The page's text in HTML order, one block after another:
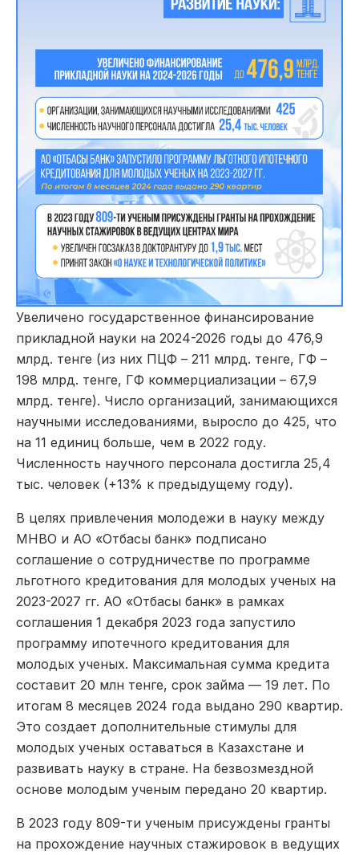
Увеличено государственное финансирование
прикладной науки на 2024-2026 годы до 476,9
млрд. тенге (из них ПЦФ – 211 млрд. тенге, ГФ –
198 млрд. тенге, ГФ коммерциализации – 67,9
млрд. тенге). Число организаций, занимающихся
научными исследованиями, выросло до 425, что
на 11 единиц больше, чем в 2022 году.
Численность научного персонала достигла 25,4
тыс. человек (+13% к предыдущему году).
В целях привлечения молодежи в науку между
МНВО и АО «Отбасы банк» подписано
соглашение о сотрудничестве по программе
льготного кредитования для молодых ученых на
2023-2027 гг. АО «Отбасы банк» в рамках
соглашения 1 декабря 2023 года запустило
программу ипотечного кредитования для
молодых ученых. Максимальная сумма кредита
составит 20 млн тенге, срок займа — 19 лет. По
итогам 8 месяцев 2024 года выдано 290 квартир.
Это создает дополнительные стимулы для
молодых ученых оставаться в Казахстане и
развивать науку в стране. На безвозмездной
основе молодым ученым передано 20 квартир.
В 2023 году 809-ти ученым присуждены гранты
на прохождение научных стажировок в ведущих